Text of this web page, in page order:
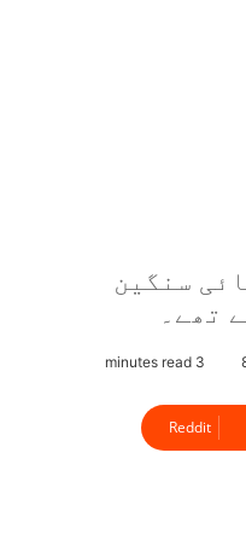
سنگین
تھے۔
Reddit